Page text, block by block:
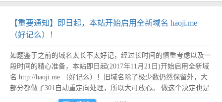
正常，网...阅读全文
【重要通知】即日起，本站开始启用全新域名 haoji.me
（好记么）！
如题鉴于之前的域名太长不太好记，经过长时间的慎重考虑以及一
段时间的精心准备，本站即日起(2017年11月21日)开始启用全新域
名 http://haoji.me （好记么）！旧域名除了极少数仍然保留外，大
部分都做了301自动重定向处理，所以大可放心。 做这个决定也是
下了一番决心，因为本站上线已有1年多，换域名要做的工作非常